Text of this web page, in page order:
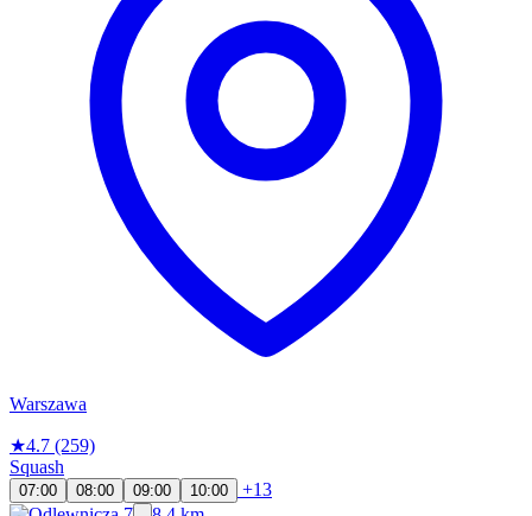
Warszawa
★4.7 (259)
Squash
07:00 08:00 09:00 10:00
+13